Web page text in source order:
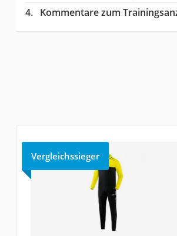
Kommentare zum
Vergleichssieger